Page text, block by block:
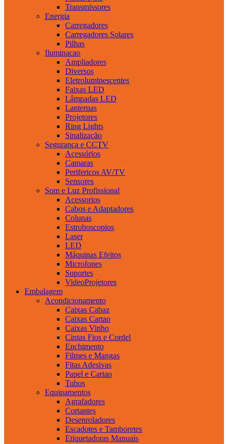
Transmissores
Energia
Carregadores
Carregadores Solares
Pilhas
Iluminacao
Ampliadores
Diversos
Eletroluminescentes
Faixas LED
Lâmpadas LED
Lanternas
Projetores
Ring Lights
Sinalização
Seguranca e CCTV
Acessórios
Camaras
Perifericos AV/TV
Sensores
Som e Luz Profissional
Acessorios
Cabos e Adaptadores
Colunas
Estroboscopios
Laser
LED
Máquinas Efeitos
Microfones
Suportes
VideoProjetores
Embalagem
Acondicionamento
Caixas Cabaz
Caixas Cartao
Caixas Vinho
Cintas Fios e Cordel
Enchimento
Filmes e Mangas
Fitas Adesivas
Papel e Cartao
Tubos
Equipamentos
Agrafadores
Cortantes
Desenroladores
Escadotes e Tamboretes
Etiquetadoras Manuais